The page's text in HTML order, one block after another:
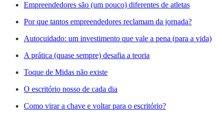
Empreendedores são (um pouco) diferentes de atletas
Por que tantos empreendedores reclamam da jornada?
Autocuidado: um investimento que vale a pena (para a vida)
A prática (quase sempre) desafia a teoria
Toque de Midas não existe
O escritório nosso de cada dia
Como virar a chave e voltar para o escritório?